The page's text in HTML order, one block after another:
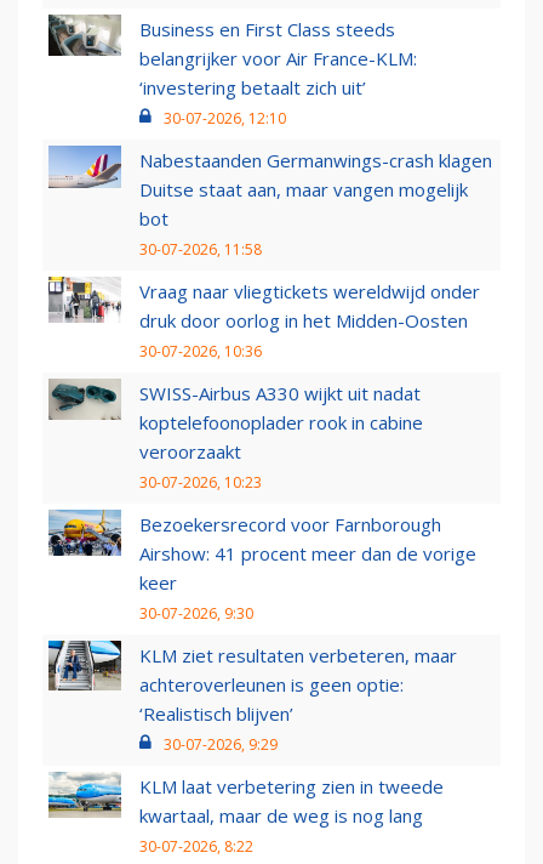
Business en First Class steeds
belangrijker voor Air France-KLM:
‘investering betaalt zich uit’
30-07-2026, 12:10
Nabestaanden Germanwings-crash klagen
Duitse staat aan, maar vangen mogelijk
bot
30-07-2026, 11:58
Vraag naar vliegtickets wereldwijd onder
druk door oorlog in het Midden-Oosten
30-07-2026, 10:36
SWISS-Airbus A330 wijkt uit nadat
koptelefoonoplader rook in cabine
veroorzaakt
30-07-2026, 10:23
Bezoekersrecord voor Farnborough
Airshow: 41 procent meer dan de vorige
keer
30-07-2026, 9:30
KLM ziet resultaten verbeteren, maar
achteroverleunen is geen optie:
‘Realistisch blijven’
30-07-2026, 9:29
KLM laat verbetering zien in tweede
kwartaal, maar de weg is nog lang
30-07-2026, 8:22